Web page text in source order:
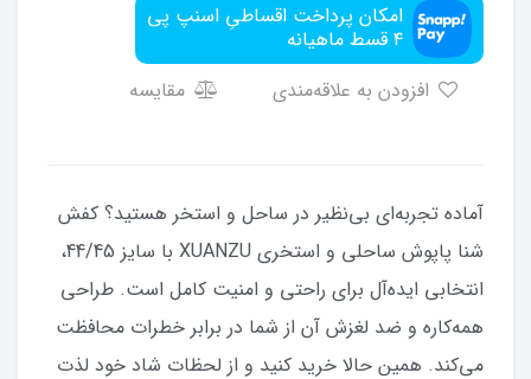
امکان پرداخت اقساطیِ اسنپ پی
۴ قسط ماهیانه
مقایسه
آماده تجربه‌ای بی‌نظیر در ساحل و استخر هستید؟ کفش
شنا پاپوش ساحلی و استخری XUANZU با سایز 44/45،
انتخابی ایده‌آل برای راحتی و امنیت کامل است. طراحی
همه‌کاره و ضد لغزش آن از شما در برابر خطرات محافظت
می‌کند. همین حالا خرید کنید و از لحظات شاد خود لذت